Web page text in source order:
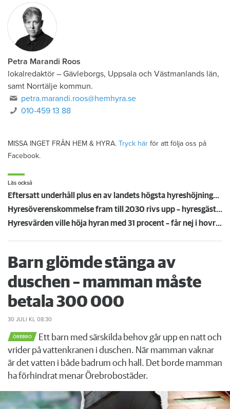
Petra Marandi Roos
lokalredaktör – Gävleborgs, Uppsala och Västmanlands län,
samt Norrtälje kommun.
petra.marandi.roos@hemhyra.se
010-459 13 88
MISSA INGET FRÅN HEM & HYRA. Tryck här för att följa oss på
Facebook.
Läs också
Eftersatt underhåll plus en av landets högsta hyreshöjningar – hyresgäster får ta smällen för miljonförlusterna
Hyresöverenskommelse fram till 2030 rivs upp – hyresgäster känner sig svikna: "Jag går redan på knäna"
Hyresvärden ville höja hyran med 31 procent – får nej i hovrätten
Barn glömde stänga av
duschen – mamman måste
betala 300 000
30 JULI KL 08:30
ÖREBRO
Ett barn med särskilda behov går upp en natt och
vrider på vattenkranen i duschen. När mamman vaknar
är det vatten i både badrum och hall. Det borde mamman
ha förhindrat menar Örebrobostäder.